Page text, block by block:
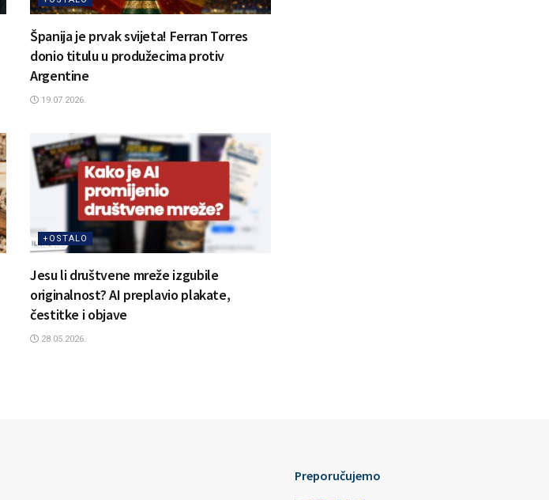
Španija je prvak svijeta! Ferran Torres
donio titulu u produžecima protiv
Argentine
19.07.2026.
+OSTALO
Jesu li društvene mreže izgubile
originalnost? AI preplavio plakate,
čestitke i objave
28.05.2026.
Preporučujemo